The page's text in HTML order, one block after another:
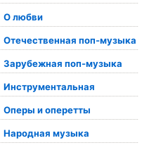
О любви
Отечественная поп-музыка
Зарубежная поп-музыка
Инструментальная
Оперы и оперетты
Народная музыка